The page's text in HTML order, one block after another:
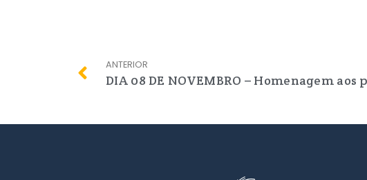
ANTERIOR